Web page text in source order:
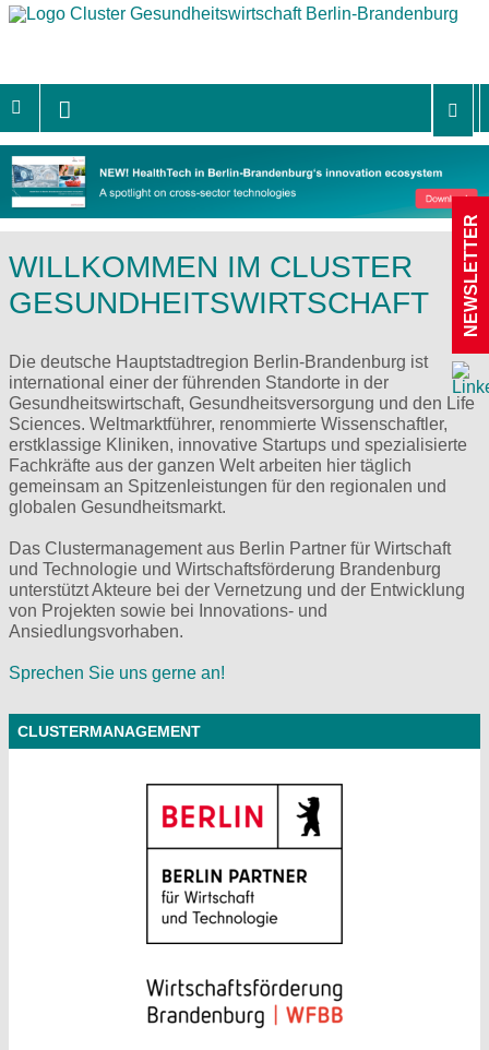
WILLKOMMEN IM CLUSTER
GESUNDHEITSWIRTSCHAFT
Die deutsche Hauptstadtregion Berlin-Brandenburg ist
international einer der führenden Standorte in der
Gesundheitswirtschaft, Gesundheitsversorgung und den Life
Sciences. Weltmarktführer, renommierte Wissenschaftler,
erstklassige Kliniken, innovative Startups und spezialisierte
Fachkräfte aus der ganzen Welt arbeiten hier täglich
gemeinsam an Spitzenleistungen für den regionalen und
globalen Gesundheitsmarkt.
Das Clustermanagement aus Berlin Partner für Wirtschaft
und Technologie und Wirtschaftsförderung Brandenburg
unterstützt Akteure bei der Vernetzung und der Entwicklung
von Projekten sowie bei Innovations- und
Ansiedlungsvorhaben.
Sprechen Sie uns gerne an!
CLUSTERMANAGEMENT
NEWSLETTER